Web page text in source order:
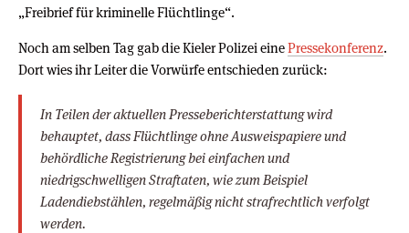
„Freibrief für kriminelle Flüchtlinge“.
Noch am selben Tag gab die Kieler Polizei einePressekonferenz.
Dort wies ihr Leiter die Vorwürfe entschieden zurück:
In Teilen der aktuellen Presseberichterstattung wird
behauptet, dass Flüchtlinge ohne Ausweispapiere und
behördliche Registrierung bei einfachen und
niedrigschwelligen Straftaten, wie zum Beispiel
Ladendiebstählen, regelmäßig nicht strafrechtlich verfolgt
werden.